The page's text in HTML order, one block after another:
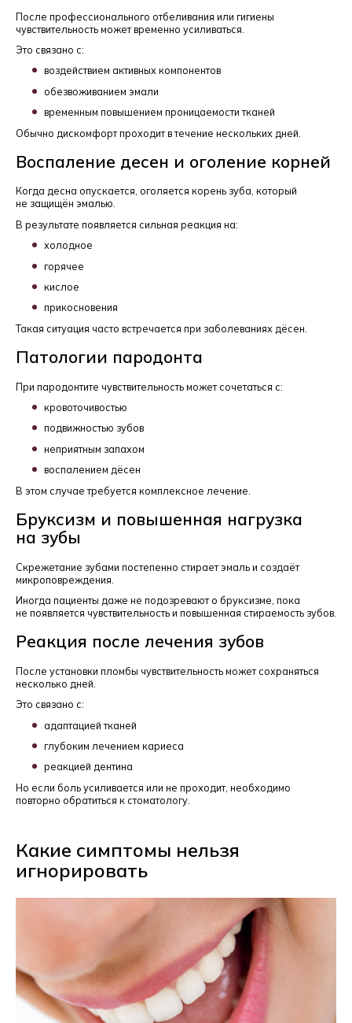
После профессионального отбеливания или гигиены
чувствительность может временно усиливаться.
Это связано с:
воздействием активных компонентов
обезвоживанием эмали
временным повышением проницаемости тканей
Обычно дискомфорт проходит в течение нескольких дней.
Воспаление десен и оголение корней
Когда десна опускается, оголяется корень зуба, который
не защищён эмалью.
В результате появляется сильная реакция на:
холодное
горячее
кислое
прикосновения
Такая ситуация часто встречается при заболеваниях дёсен.
Патологии пародонта
При пародонтите чувствительность может сочетаться с:
кровоточивостью
подвижностью зубов
неприятным запахом
воспалением дёсен
В этом случае требуется комплексное лечение.
Бруксизм и повышенная нагрузка
на зубы
Скрежетание зубами постепенно стирает эмаль и создаёт
микроповреждения.
Иногда пациенты даже не подозревают о бруксизме, пока
не появляется чувствительность и повышенная стираемость зубов.
Реакция после лечения зубов
После установки пломбы чувствительность может сохраняться
несколько дней.
Это связано с:
адаптацией тканей
глубоким лечением кариеса
реакцией дентина
Но если боль усиливается или не проходит, необходимо
повторно обратиться к стоматологу.
Какие симптомы нельзя
игнорировать